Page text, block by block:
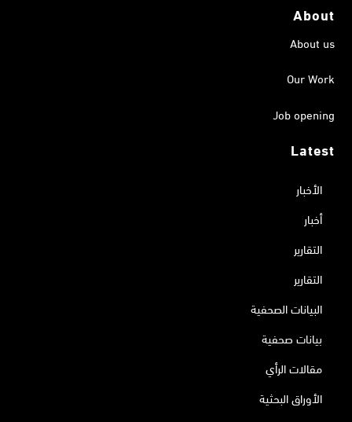
About
About us
Our Work
Job opening
Latest
الأخبار
أخبار
التقارير
التقارير
البيانات الصحفية
بيانات صحفية
مقالات الرأي
الأوراق البحثية